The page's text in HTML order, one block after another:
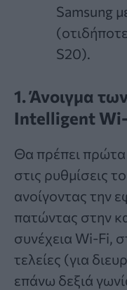
Samsung
S20).
1. Άνοιγμα
Intelligent
Θα πρέπει
στις ρυθμίσεις
ανοίγοντας την
πατώντας στην
συνέχεια Wi-Fi,
τελείες (για
επάνω δεξιά